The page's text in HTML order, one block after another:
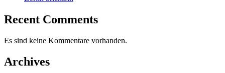
Recent Comments
Es sind keine Kommentare vorhanden.
Archives